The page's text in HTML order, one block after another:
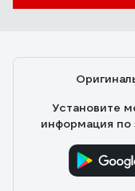
Установите
информация по